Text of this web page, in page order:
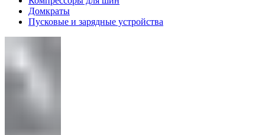
Домкраты
Пусковые и зарядные устройства